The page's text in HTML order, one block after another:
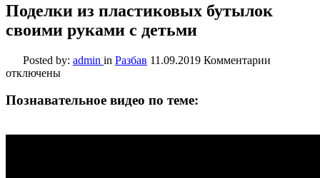
Поделки из пластиковых бутылок
своими руками с детьми
Posted by: admin in Разбав 11.09.2019 Комментарии
своими
отключены
Познавательное видео по теме: